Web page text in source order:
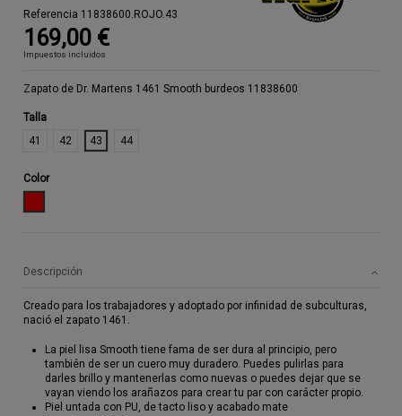
Referencia 11838600.ROJO.43
169,00 €
Impuestos incluidos
Zapato de Dr. Martens 1461 Smooth burdeos 11838600
Talla
41
42 43 44
Color
Descripción
Creado para los trabajadores y adoptado por infinidad de subculturas,
nació el zapato 1461.
La piel lisa Smooth tiene fama de ser dura al principio, pero
también de ser un cuero muy duradero. Puedes pulirlas para
darles brillo y mantenerlas como nuevas o puedes dejar que se
vayan viendo los arañazos para crear tu par con carácter propio.
Piel untada con PU, de tacto liso y acabado mate